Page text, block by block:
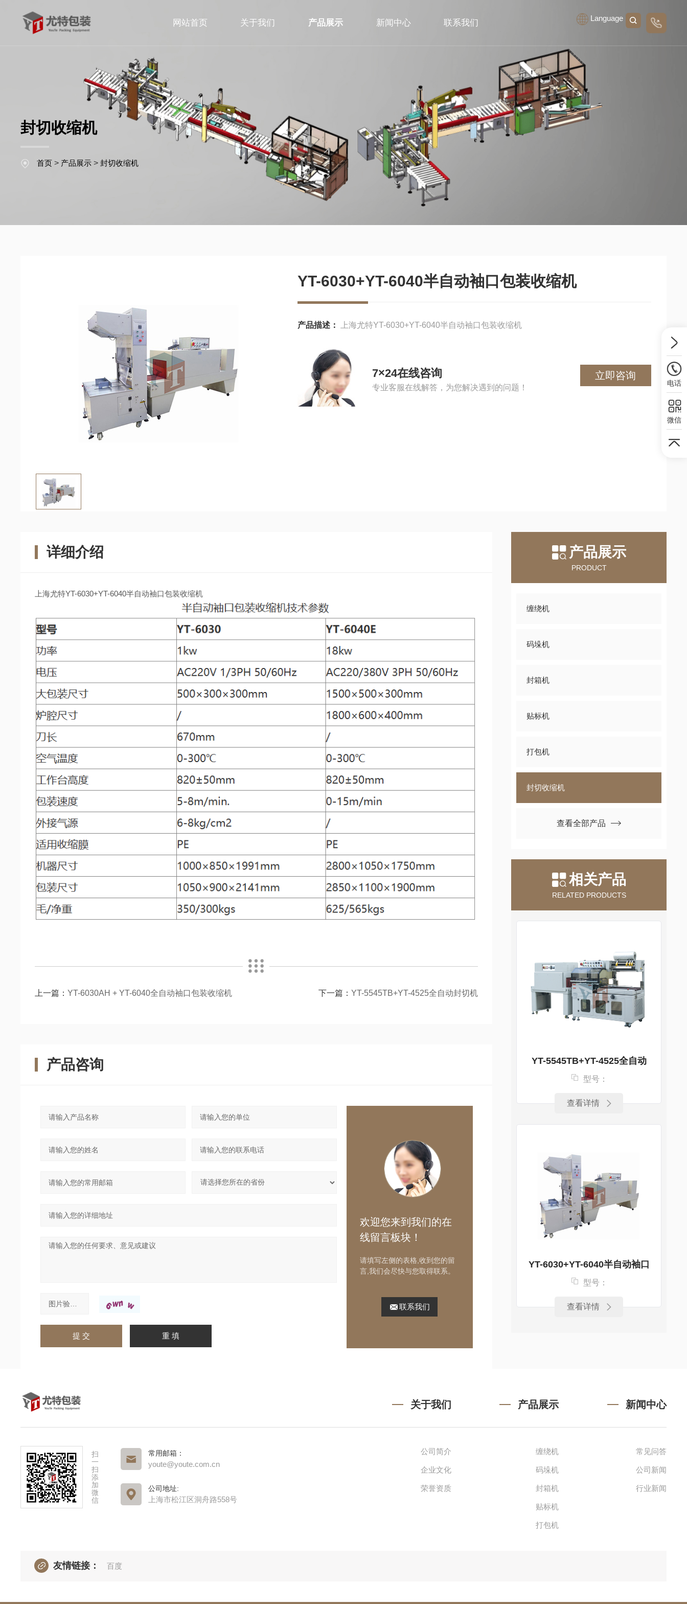
Language
网站首页 关于我们
荣誉资质
产品展示
贴标机
打包机
封切收缩机
新闻中心
行业新闻
联系我们
封切收缩机
首页 > 产品展示 >封切收缩机
YT-6030+YT-6040半自动袖口包装收缩机
产品描述： 上海尤特YT-6030+YT-6040半自动袖口包装收缩机
7×24在线咨询
专业客服在线解答，为您解决遇到的问题！
立即咨询
产品展示
PRODUCT
缠绕机
码垛机
封箱机
贴标机
打包机
封切收缩机
查看全部产品
相关产品
RELATED PRODUCTS
YT-5545TB+YT-4525全自动
型号：
查看详情
YT-6030+YT-6040半自动袖口
型号：
查看详情
详细介绍
上海尤特YT-6030+YT-6040半自动袖口包装收缩机
上一篇： YT-6030AH + YT-6040全自动袖口包装收缩机 下一篇： YT-5545TB+YT-4525全自动封切机
产品咨询
欢迎您来到我们的在
线留言板块！
请填写左侧的表格,收到您的留
言,我们会尽快与您取得联系。
联系我们
关于我们 产品展示 新闻中心
扫
一
扫
添
加
微
信
常用邮箱：
youte@youte.com.cn
公司地址:
上海市松江区洞舟路558号
公司简介
企业文化
荣誉资质
缠绕机
码垛机
封箱机
贴标机
打包机
常见问答
公司新闻
行业新闻
友情链接： 百度
电话
微信